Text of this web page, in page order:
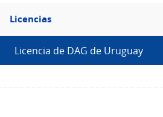
Filtro
Licencias
Licencias
Licencia de DAG de Uruguay